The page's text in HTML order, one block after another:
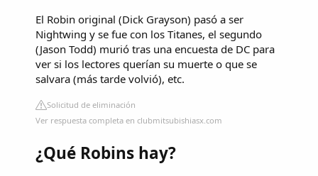
El Robin original (Dick Grayson) pasó a ser
Nightwing y se fue con los Titanes, el segundo
(Jason Todd) murió tras una encuesta de DC para
ver si los lectores querían su muerte o que se
salvara (más tarde volvió), etc.
Solicitud de eliminación
Ver respuesta completa en clubmitsubishiasx.com
¿Qué Robins hay?